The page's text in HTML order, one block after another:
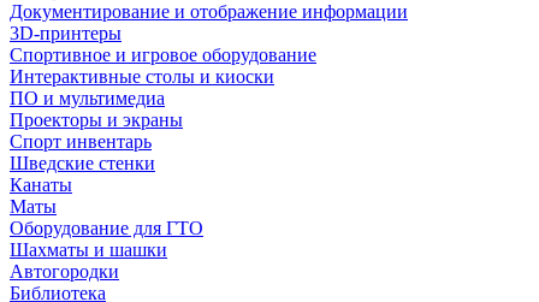
Документирование и отображение информации
3D-принтеры
Спортивное и игровое оборудование
Интерактивные столы и киоски
ПО и мультимедиа
Проекторы и экраны
Спорт инвентарь
Шведские стенки
Канаты
Маты
Оборудование для ГТО
Шахматы и шашки
Автогородки
Библиотека